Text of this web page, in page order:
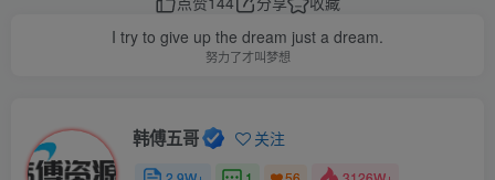
I try to give up the dream just a dream.
努力了才叫梦想
韩傅五哥 关注